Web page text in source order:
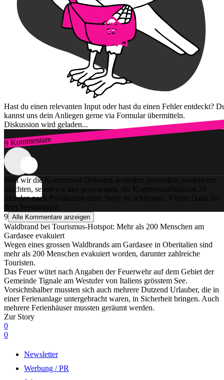
Hast du einen relevanten Input oder hast du einen Fehler entdeckt?
kannst uns dein Anliegen gerne via Formular übermitteln.
Diskussion wird geladen...
9 Kommentare
Zum Login
Weil wir die Kommentar-Debatten weiterhin persönlich moderieren
möchten, sehen wir uns gezwungen, die Kommentarfunktion 24
Stunden nach Publikation einer Story zu schliessen. Vielen Dank für
dein Verständnis!
9 Alle Kommentare anzeigen
Waldbrand bei Tourismus-Hotspot: Mehr als 200 Menschen am
Gardasee evakuiert
Wegen eines grossen Waldbrands am Gardasee in Oberitalien sind
mehr als 200 Menschen evakuiert worden, darunter zahlreiche
Touristen.
Das Feuer wütet nach Angaben der Feuerwehr auf dem Gebiet der
Gemeinde Tignale am Westufer von Italiens grösstem See.
Vorsichtshalber mussten sich auch mehrere Dutzend Urlauber, die in
einer Ferienanlage untergebracht waren, in Sicherheit bringen. Auch
mehrere Ferienhäuser mussten geräumt werden.
Zur Story
0
0
Newsletter
Werbung / PR